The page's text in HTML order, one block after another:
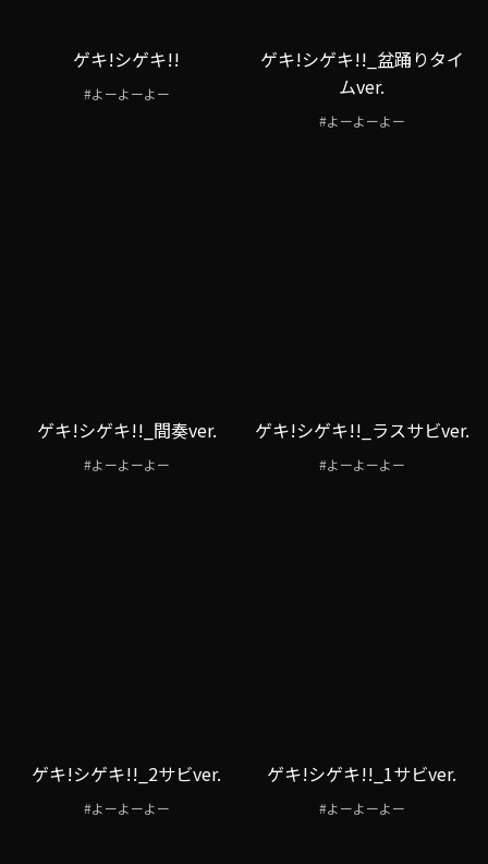
ゲキ!シゲキ!!
#よーよーよー
ゲキ!シゲキ!!_盆踊りタイ
ムver.
#よーよーよー
ゲキ!シゲキ!!_間奏ver.
#よーよーよー
ゲキ!シゲキ!!_ラスサビver.
#よーよーよー
ゲキ!シゲキ!!_2サビver.
#よーよーよー
ゲキ!シゲキ!!_1サビver.
#よーよーよー